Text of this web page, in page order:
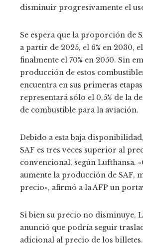
disminuir progresivamente el
Se espera que la proporción de
a partir de 2025, el 6% en 2030,
finalmente el 70% en 2050. Sin
producción de estos
encuentra en sus primeras
representará sólo el 0,5% de la
de combustible para la aviación.
Debido a esta baja
SAF es tres veces superior al
convencional, según Lufthansa.
aumente la producción de SAF,
precio», afirmó a la AFP un
Si bien su precio no disminuye,
anunció que podría seguir
adicional al precio de los billetes.